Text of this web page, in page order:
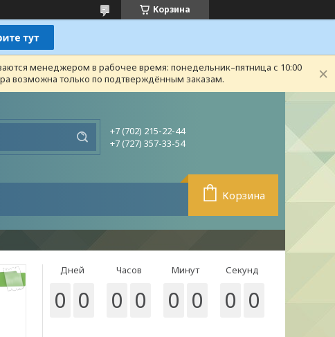
Корзина
менеджером в рабочее время: понедельник–пятница с 10:00
возможна только по подтверждённым заказам.
+7 (702) 215-22-44
+7 (727) 357-33-54
Корзина
Дней
0 0
Часов
0 0
Минут
0 0
Секунд
0 0